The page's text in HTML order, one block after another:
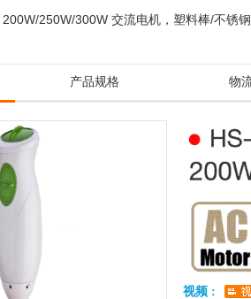
250W/300W 交流电机，塑料棒/不锈
产品规格 物
视频 :